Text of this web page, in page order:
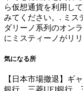
ら仮想通貨を利用し
みてください。. ミス
ダリーノ系列のオン
にミスティーノがリ
気になる所
【日本市場撤退】ギ